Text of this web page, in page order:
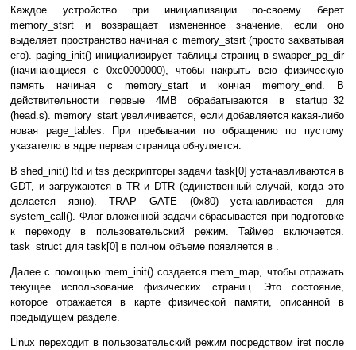
Каждое устройство при инициализации по-своему берет
memory_stsrt и возвращает измененное значение, если оно
выделяет пространство начиная с memory_stsrt (просто захватывая
его). paging_init() инициализирует таблицы страниц в swapper_pg_dir
(начинающиеся с 0хс0000000), чтобы накрыть всю физическую
память начиная с memory_start и кончая memory_end. В
действительности первые 4МВ обрабатываются в startup_32
(head.s). memory_start увеличивается, если добавляется какая-либо
новая page_tables. При пребывании по обращению по пустому
указателю в ядре первая страница обнуляется.
В shed_init() ltd и tss дескрипторы задачи task[0] устанавливаются в
GDT, и загружаются в TR и DTR (единственный случай, когда это
делается явно). TRAP GATE (0х80) устанавливается для
system_call(). Флаг вложенной задачи сбрасывается при подготовке
к переходу в пользовательский режим. Таймер включается.
task_struct для task[0] в полном объеме появляется в .
Далее с помощью mem_init() создается mem_map, чтобы отражать
текущее использование физических страниц. Это состояние,
которое отражается в карте физической памяти, описанной в
предыдущем разделе.
Linux переходит в пользовательский режим посредством iret после